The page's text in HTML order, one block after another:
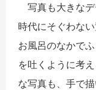
写真も大きなデ
時代にそぐわな
お風呂のなかで
を吐くように考
な写真も、手で